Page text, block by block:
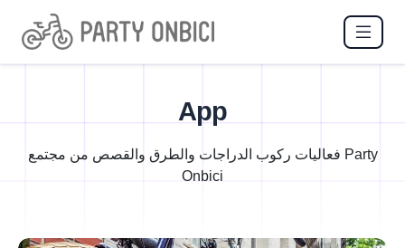
App
فعاليات ركوب الدراجات والطرق والقصص من مجتمع Party
Onbici